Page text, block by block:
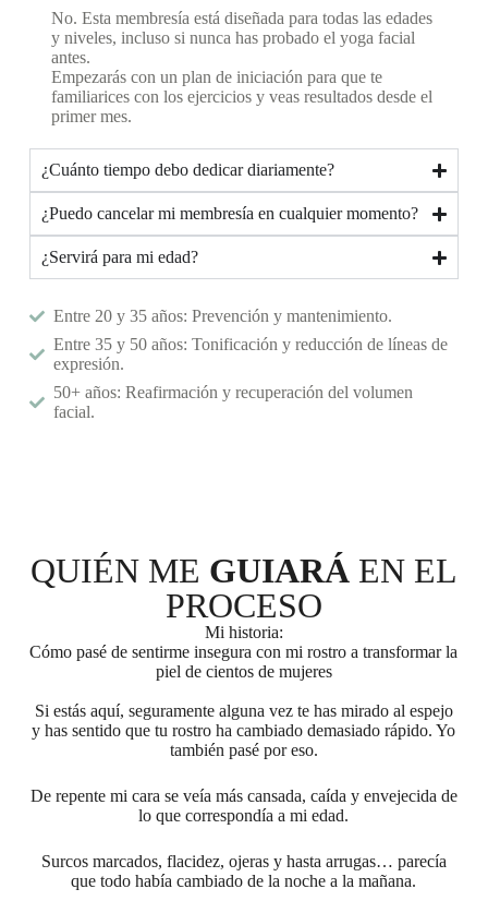
No. Esta membresía está diseñada para todas las edades
y niveles, incluso si nunca has probado el yoga facial
antes.
Empezarás con un plan de iniciación para que te
familiarices con los ejercicios y veas resultados desde el
primer mes.
¿Cuánto tiempo debo dedicar diariamente?
¿Puedo cancelar mi membresía en cualquier momento?
¿Servirá para mi edad?
Entre 20 y 35 años: Prevención y mantenimiento.
Entre 35 y 50 años: Tonificación y reducción de líneas de
expresión.
50+ años: Reafirmación y recuperación del volumen
facial.
QUIÉN ME GUIARÁEN EL
PROCESO
Mi historia:
Cómo pasé de sentirme insegura con mi rostro a transformar la
piel de cientos de mujeres
Si estás aquí, seguramente alguna vez te has mirado al espejo
y has sentido que tu rostro ha cambiado demasiado rápido. Yo
también pasé por eso.
De repente mi cara se veía más cansada, caída y envejecida de
lo que correspondía a mi edad.
Surcos marcados, flacidez, ojeras y hasta arrugas… parecía
que todo había cambiado de la noche a la mañana.